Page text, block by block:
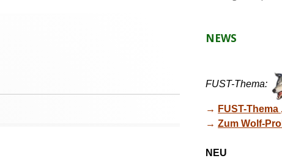
NEWS
FUST-Thema:
→ FUST-Thema
→ Zum Wolf-
NEU